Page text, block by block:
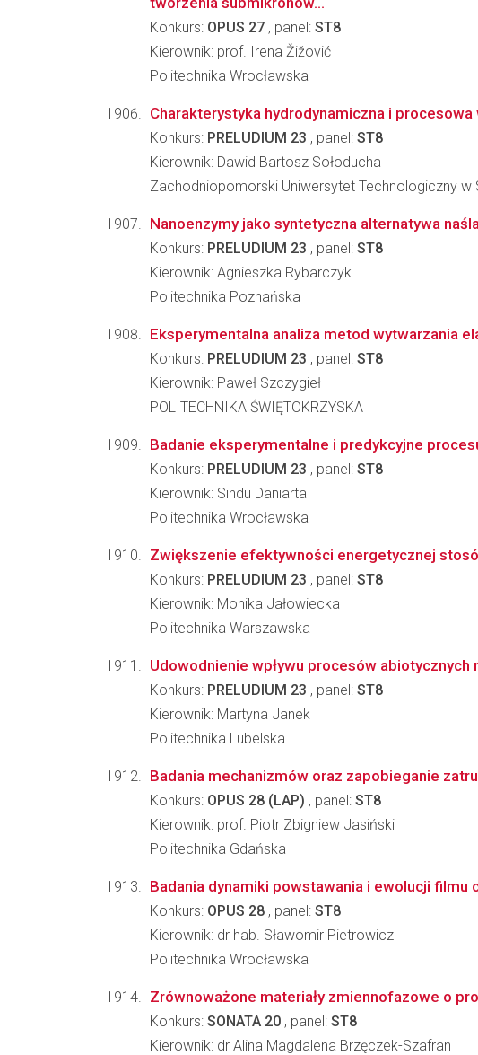
Konkurs: OPUS 27 , panel: ST8
Kierownik: prof. Irena Žižović
Politechnika Wrocławska
Charakterystyka hydrodynamiczna i
Konkurs: PRELUDIUM 23 , panel: ST8
Kierownik: Dawid Bartosz Sołoducha
Zachodniopomorski Uniwersytet Technologiczny w
Nanoenzymy jako syntetyczna alternatywa
Konkurs: PRELUDIUM 23 , panel: ST8
Kierownik: Agnieszka Rybarczyk
Politechnika Poznańska
Eksperymentalna analiza metod wytwarzania
Konkurs: PRELUDIUM 23 , panel: ST8
Kierownik: Paweł Szczygieł
POLITECHNIKA ŚWIĘTOKRZYSKA
Badanie eksperymentalne i predykcyjne
Konkurs: PRELUDIUM 23 , panel: ST8
Kierownik: Sindu Daniarta
Politechnika Wrocławska
Zwiększenie efektywności energetycznej
Konkurs: PRELUDIUM 23 , panel: ST8
Kierownik: Monika Jałowiecka
Politechnika Warszawska
Udowodnienie wpływu procesów
Konkurs: PRELUDIUM 23 , panel: ST8
Kierownik: Martyna Janek
Politechnika Lubelska
Badania mechanizmów oraz zapobieganie
Konkurs: OPUS 28 (LAP) , panel: ST8
Kierownik: prof. Piotr Zbigniew Jasiński
Politechnika Gdańska
Badania dynamiki powstawania i ewolucji
Konkurs: OPUS 28 , panel: ST8
Kierownik: dr hab. Sławomir Pietrowicz
Politechnika Wrocławska
Zrównoważone materiały zmiennofazowe o
Konkurs: SONATA 20 , panel: ST8
Kierownik: dr Alina Magdalena Brzęczek-Szafran